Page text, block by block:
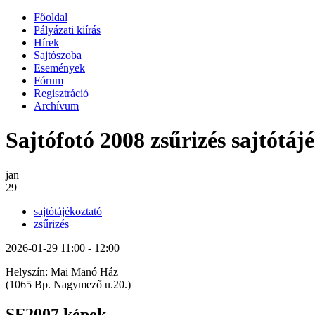
Főoldal
Pályázati kiírás
Hírek
Sajtószoba
Események
Fórum
Regisztráció
Archívum
Sajtófotó 2008 zsűrizés
jan
29
sajtótájékoztató
zsűrizés
2026-01-29 11:00 - 12:00
Helyszín: Mai Manó Ház
(1065 Bp. Nagymező u.20.)